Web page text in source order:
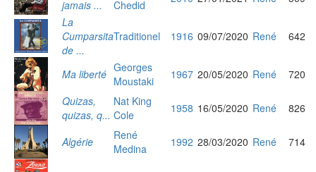
jamais ...
Chedid
La
Cumparsita
de ...
Traditionel 1916 09/07/2020 René 642
Ma liberté Georges
Moustaki
1967 20/05/2020 René
720
Quizas,
quizas, q...
Nat King
Cole
1958 16/05/2020 René 826
Algérie
René
Medina
1992 28/03/2020 René 714